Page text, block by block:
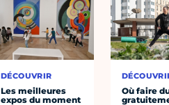
DÉCOUVRIR
Les meilleures
expos du moment
Où faire